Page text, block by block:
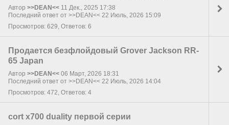
Автор >>DEAN<< 11 Дек., 2025 17:38
Последний ответ от >>DEAN<< 22 Июль, 2026 15:09
Просмотров: 629, Ответов: 6
Продается безфлойдовый Grover Jackson RR-
65 Japan
Автор >>DEAN<< 06 Март, 2026 18:31
Последний ответ от >>DEAN<< 22 Июль, 2026 14:04
Просмотров: 472, Ответов: 4
cort x700 duality первой серии